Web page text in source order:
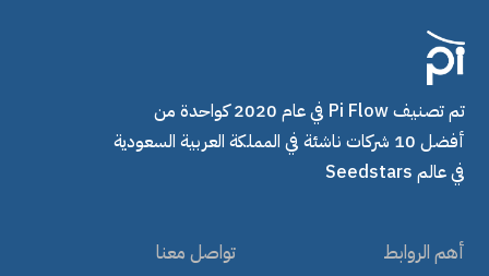
تم تصنيف Pi Flow في عام 2020 كواحدة من
أفضل 10 شركات ناشئة في المملكة العربية السعودية
في عالم Seedstars
أهم الروابط تواصل معنا